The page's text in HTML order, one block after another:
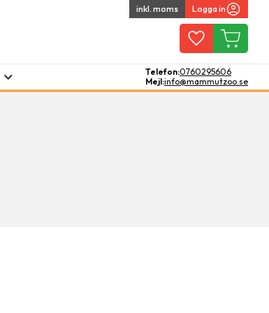
inkl. moms Logga in
FavoriterKundvagn
Telefon:0760295606
Mejl:info@mammutzoo.se